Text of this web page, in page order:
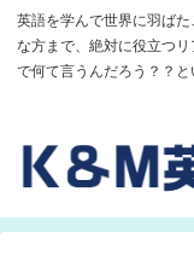
英語を学んで世界に羽ば
な方まで、絶対に役立つ
で何て言うんだろう？？